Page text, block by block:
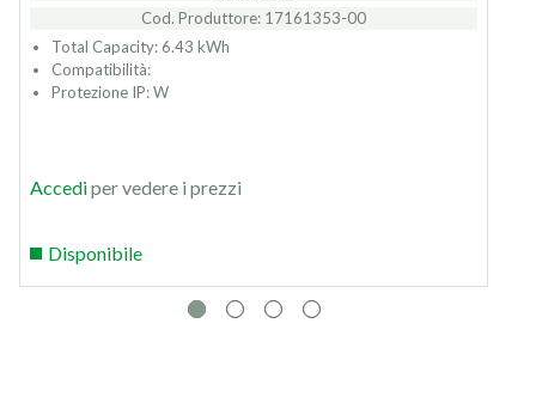
Cod. Produttore: 17161353-00
Total Capacity: 6.43 kWh
Compatibilità:
Protezione IP: W
Accediper vedere i prezzi
Disponibile